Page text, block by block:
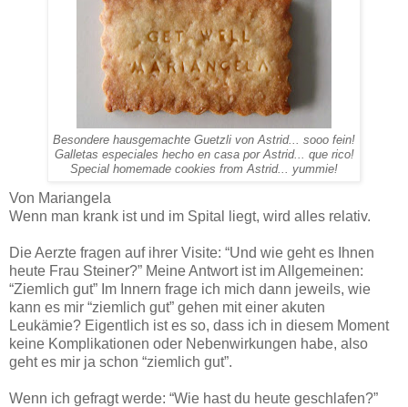
Besondere hausgemachte Guetzli von Astrid... sooo fein!
Galletas especiales hecho en casa por Astrid... que rico!
Special homemade cookies from Astrid... yummie!
Von Mariangela
Wenn man krank ist und im Spital liegt, wird alles relativ.
Die Aerzte fragen auf ihrer Visite: “Und wie geht es Ihnen
heute Frau Steiner?” Meine Antwort ist im Allgemeinen:
“Ziemlich gut” Im Innern frage ich mich dann jeweils, wie
kann es mir “ziemlich gut” gehen mit einer akuten
Leukämie? Eigentlich ist es so, dass ich in diesem Moment
keine Komplikationen oder Nebenwirkungen habe, also
geht es mir ja schon “ziemlich gut”.
Wenn ich gefragt werde: “Wie hast du heute geschlafen?”